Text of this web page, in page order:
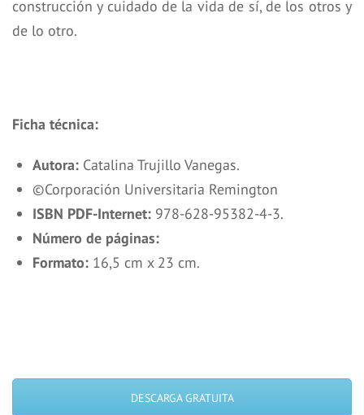
construcción y cuidado de la vida de sí, de los otros y
de lo otro.
Ficha técnica:
Autora: Catalina Trujillo Vanegas.
©Corporación Universitaria Remington
ISBN PDF-Internet: 978-628-95382-4-3.
Número de páginas:
Formato: 16,5 cm x 23 cm.
DESCARGA GRATUITA